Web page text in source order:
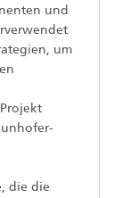
und
um
die die